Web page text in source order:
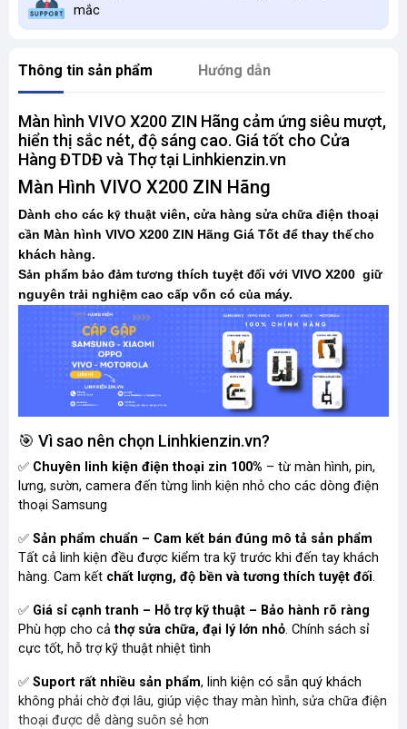
mắc
Thông tin sản phẩm Hướng dẫn
Màn hình VIVO X200 ZIN Hãng cảm ứng siêu mượt,
hiển thị sắc nét, độ sáng cao. Giá tốt cho Cửa
Hàng ĐTDĐ và Thợ tại Linhkienzin.vn
Màn Hình VIVO X200 ZIN Hãng
Dành cho các kỹ thuật viên, cửa hàng sửa chữa điện thoại
cần Màn hình VIVO X200 ZIN Hãng Giá Tốt để thay thế cho
khách hàng.
Sản phẩm bảo đảm tương thích tuyệt đối với VIVO X200 giữ
nguyên trải nghiệm cao cấp vốn có của máy.
🎯 Vì sao nên chọn Linhkienzin.vn?
✅ Chuyên linh kiện điện thoại zin 100% – từ màn hình, pin,
lưng, sườn, camera đến từng linh kiện nhỏ cho các dòng điện
thoại Samsung
✅ Sản phẩm chuẩn – Cam kết bán đúng mô tả sản phẩm
Tất cả linh kiện đều được kiểm tra kỹ trước khi đến tay khách
hàng. Cam kết chất lượng, độ bền và tương thích tuyệt đối.
✅ Giá sỉ cạnh tranh – Hỗ trợ kỹ thuật – Bảo hành rõ ràng
Phù hợp cho cả thợ sửa chữa, đại lý lớn nhỏ. Chính sách sỉ
cực tốt, hỗ trợ kỹ thuật nhiệt tình
✅ Suport rất nhiều sản phẩm, linh kiện có sẵn quý khách
không phải chờ đợi lâu, giúp việc thay màn hình, sửa chữa điện
thoại được dễ dàng suôn sẻ hơn